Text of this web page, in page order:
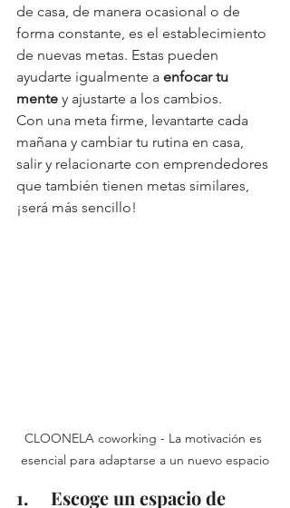
de casa, de manera ocasional o de
forma constante, es el establecimiento
de nuevas metas. Estas pueden
ayudarte igualmente a enfocar tu
mente y ajustarte a los cambios.
Con una meta firme, levantarte cada
mañana y cambiar tu rutina en casa,
salir y relacionarte con emprendedores
que también tienen metas similares,
¡será más sencillo!
CLOONELA coworking - La motivación es
esencial para adaptarse a un nuevo espacio
1.     Escoge un espacio de